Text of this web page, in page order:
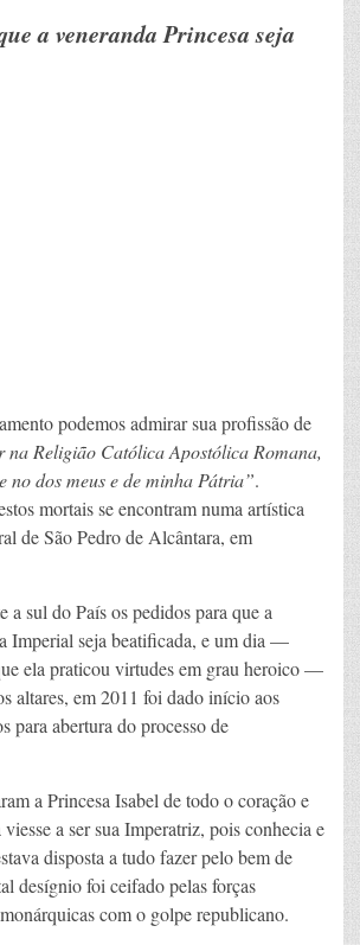
a veneranda Princesa seja
podemos admirar sua profissão de
na Religião Católica Apostólica Romana,
no dos meus e de minha Pátria”.
mortais se encontram numa artística
de São Pedro de Alcântara, em
a sul do País os pedidos para que a
Imperial seja beatificada, e um dia —
ela praticou virtudes em grau heroico —
altares, em 2011 foi dado início aos
para abertura do processo de
a Princesa Isabel de todo o coração e
a ser sua Imperatriz, pois conhecia e
disposta a tudo fazer pelo bem de
desígnio foi ceifado pelas forças
com o golpe republicano.